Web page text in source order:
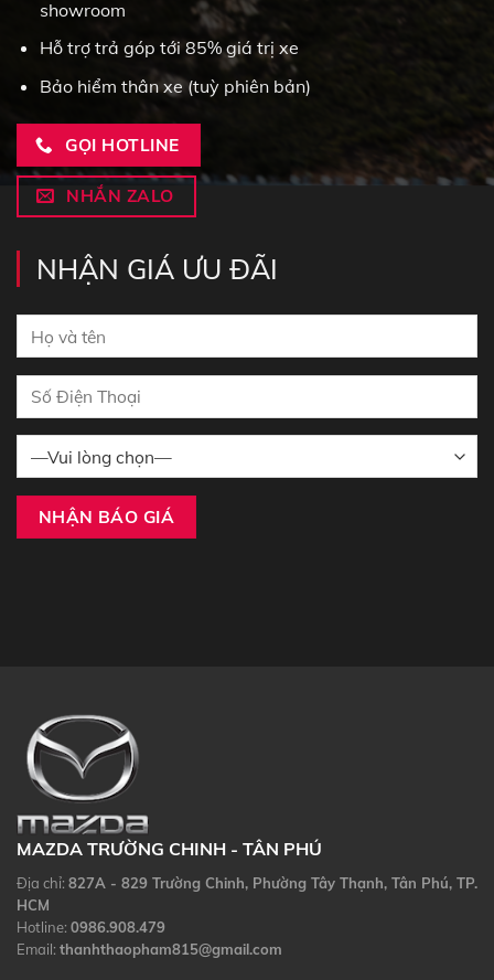
showroom
Hỗ trợ trả góp tới 85% giá trị xe
Bảo hiểm thân xe (tuỳ phiên bản)
GỌI HOTLINE
NHẮN ZALO
NHẬN GIÁ ƯU ĐÃI
MAZDA TRƯỜNG CHINH - TÂN PHÚ
Địa chỉ: 827A - 829 Trường Chinh, Phường Tây Thạnh, Tân Phú, TP.
HCM
Hotline: 0986.908.479
Email: thanhthaopham815@gmail.com